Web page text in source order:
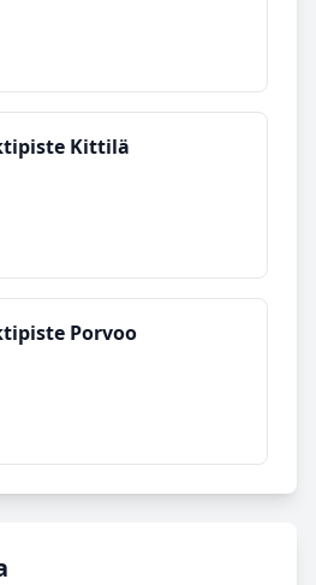
Kittilä
Porvoo